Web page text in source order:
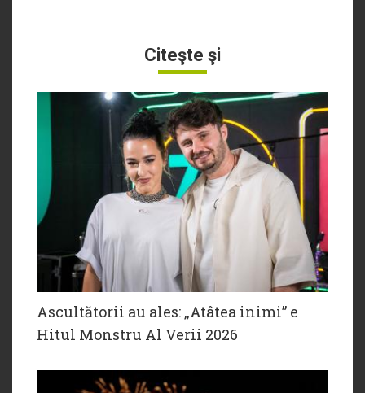
Citeşte şi
Ascultătorii au ales: „Atâtea inimi” e
Hitul Monstru Al Verii 2026